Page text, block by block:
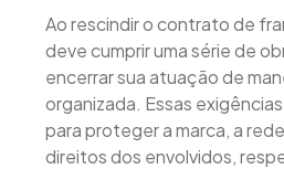
Ao rescindir o contrato de
deve cumprir uma série de
encerrar sua atuação de
organizada. Essas
para proteger a marca, a
direitos dos envolvidos,